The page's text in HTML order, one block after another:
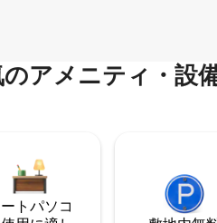
アメニティ・設
トパソコ